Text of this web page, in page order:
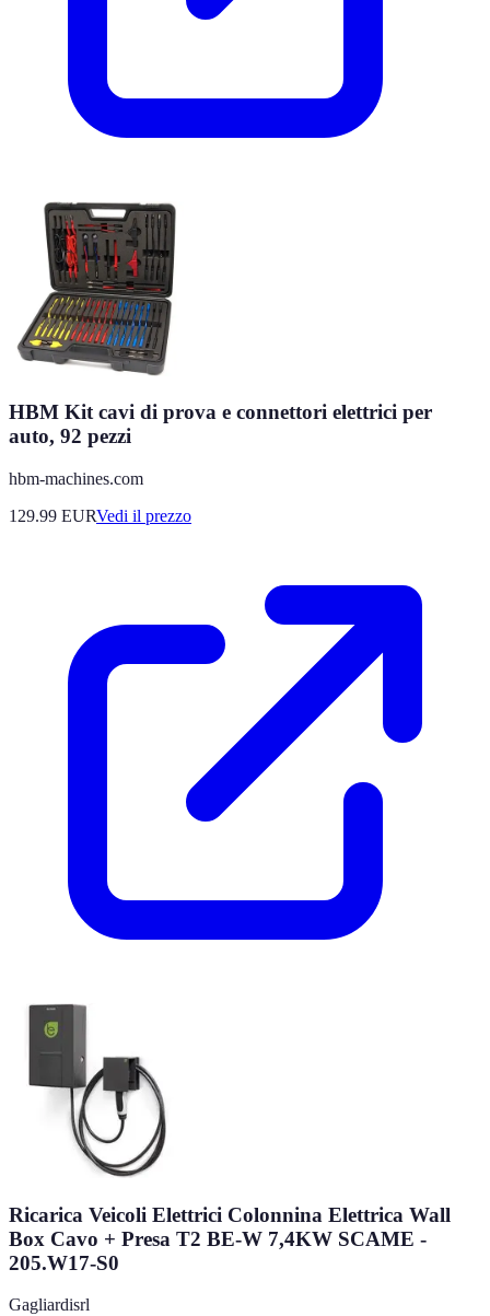
HBM Kit cavi di prova e connettori elettrici per
auto, 92 pezzi
hbm-machines.com
129.99 EURVedi il prezzo
Ricarica Veicoli Elettrici Colonnina Elettrica Wall
Box Cavo + Presa T2 BE-W 7,4KW SCAME -
205.W17-S0
Gagliardisrl